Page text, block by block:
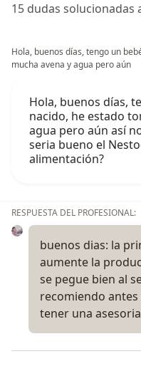
15 dudas solucionadas
Hola, buenos días, tengo un
mucha avena y agua pero aún
Hola, buenos días,
nacido, he estado
agua pero aún así
seria bueno el
alimentación?
RESPUESTA DEL PROFESIONAL:
buenos dias: la
aumente la
se pegue bien al
recomiendo
tener una